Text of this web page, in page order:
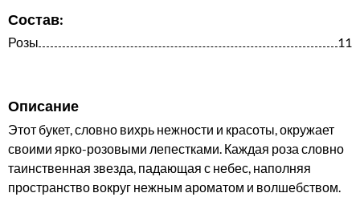
Состав:
Розы 11
Описание
Этот букет, словно вихрь нежности и красоты, окружает
своими ярко-розовыми лепестками. Каждая роза словно
таинственная звезда, падающая с небес, наполняя
пространство вокруг нежным ароматом и волшебством.